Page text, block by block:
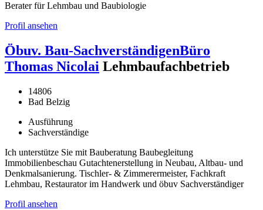
Berater für Lehmbau und Baubiologie
Profil ansehen
Öbuv. Bau-SachverständigenBüro
Thomas Nicolai Lehmbaufachbetrieb
14806
Bad Belzig
Ausführung
Sachverständige
Ich unterstütze Sie mit Bauberatung Baubegleitung
Immobilienbeschau Gutachtenerstellung in Neubau, Altbau- und
Denkmalsanierung. Tischler- & Zimmerermeister, Fachkraft
Lehmbau, Restaurator im Handwerk und öbuv Sachverständiger
Profil ansehen